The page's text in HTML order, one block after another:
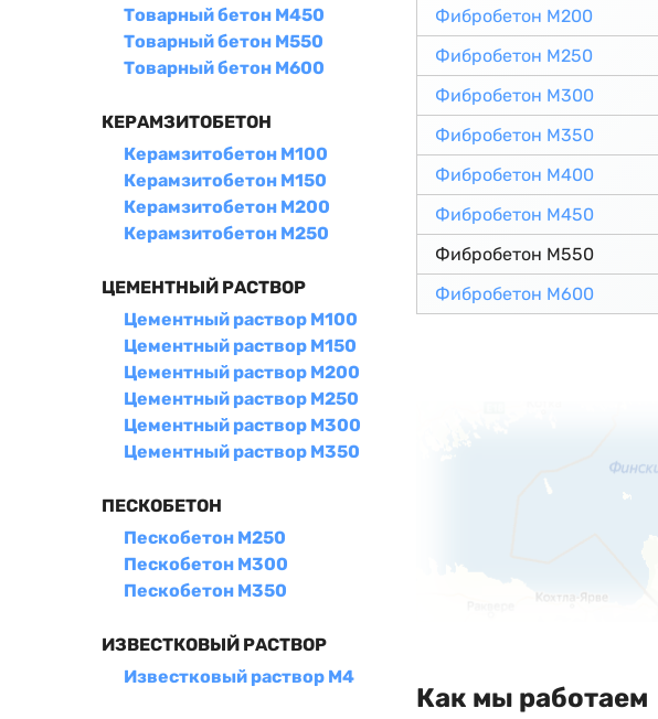
Товарный бетон М450
Товарный бетон М550
Товарный бетон М600
КЕРАМЗИТОБЕТОН
Керамзитобетон М100
Керамзитобетон М150
Керамзитобетон М200
Керамзитобетон М250
ЦЕМЕНТНЫЙ РАСТВОР
Цементный раствор М100
Цементный раствор М150
Цементный раствор М200
Цементный раствор М250
Цементный раствор М300
Цементный раствор М350
ПЕСКОБЕТОН
Пескобетон М250
Пескобетон М300
Пескобетон М350
ИЗВЕСТКОВЫЙ РАСТВОР
Известковый раствор М4
Фибробетон М200
Фибробетон М250
Фибробетон М300
Фибробетон М350
Фибробетон М400
Фибробетон М450
Фибробетон М550
Фибробетон М600
Как мы работаем